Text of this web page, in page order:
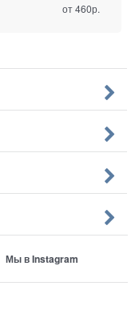
от 460р.
Мы в Instagram